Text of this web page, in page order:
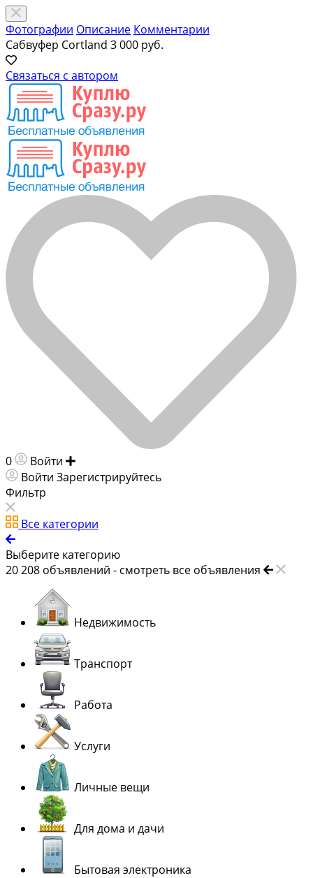
Фотографии Описание Комментарии
Сабвуфер Cortland 3 000 руб.
Связаться с автором
0 Войти
Войти Зарегистрируйтесь
Фильтр
Все категории
Выберите категорию
20 208 объявлений - смотреть все объявления
Недвижимость
Транспорт
Работа
Услуги
Личные вещи
Для дома и дачи
Бытовая электроника